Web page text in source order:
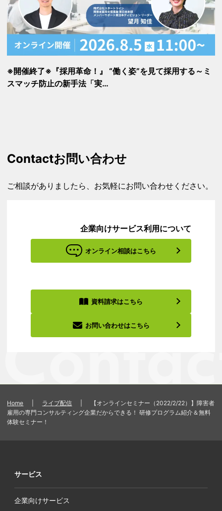
※開催終了※『採用革命！』 “働く姿”を見て採用する～ミ
スマッチ防止の新手法「実…
Contactお問い合わせ
ご相談がありましたら、お気軽にお問い合わせください。
企業向けサービス利用について
オンライン相談はこちら
資料請求はこちら
お問い合わせはこちら
Home ライブ配信
【オンラインセミナー（2022/2/22）】障害者
雇用の専門コンサルティング企業だからできる！ 研修プログラム紹介＆無料
体験セミナー！
サービス
企業向けサービス